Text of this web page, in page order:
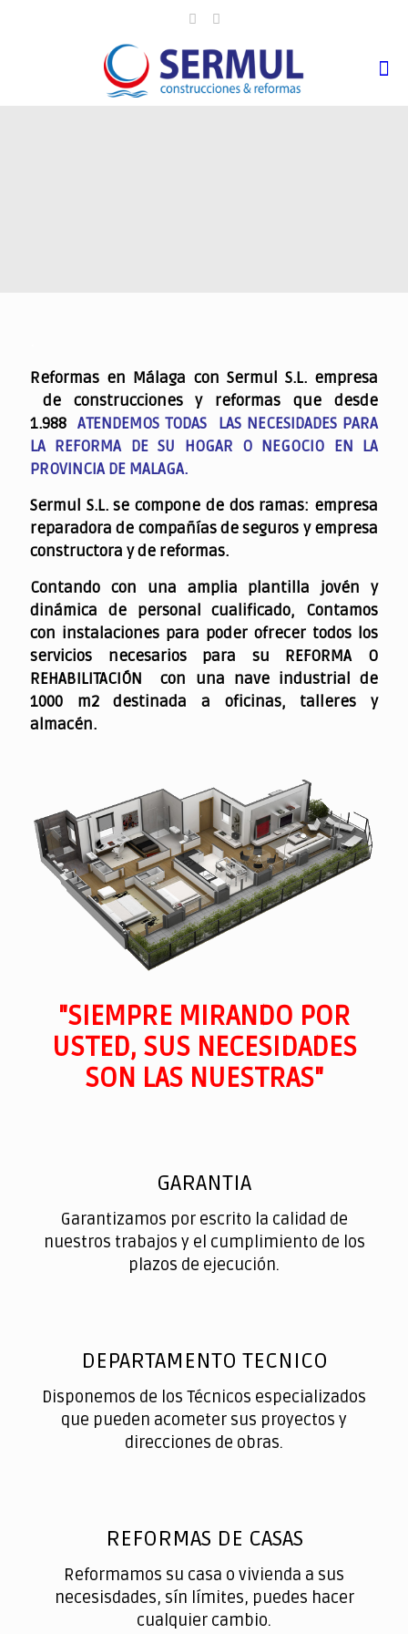
Reformas en Málaga con Sermul S.L. empresa
de construcciones y reformas que desde
1.988ATENDEMOS TODAS LAS NECESIDADES PARA
LA REFORMA DE SU HOGAR O NEGOCIO EN LA
PROVINCIA DE MALAGA.
Sermul S.L. se compone de dos ramas: empresa
reparadora de compañías de seguros y empresa
constructora y de reformas.
Contando con una amplia plantilla jovén y
dinámica de personal cualificado, Contamos
con instalaciones para poder ofrecer todos los
servicios necesarios para su REFORMA O
REHABILITACIÓN con una nave industrial de
1000 m2 destinada a oficinas, talleres y
almacén.
"SIEMPRE MIRANDO POR
USTED, SUS NECESIDADES
SON LAS NUESTRAS"
GARANTIA
Garantizamos por escrito la calidad de
nuestros trabajos y el cumplimiento de los
plazos de ejecución.
DEPARTAMENTO TECNICO
Disponemos de los Técnicos especializados
que pueden acometer sus proyectos y
direcciones de obras.
REFORMAS DE CASAS
Reformamos su casa o vivienda a sus
necesisdades, sín límites, puedes hacer
cualquier cambio.